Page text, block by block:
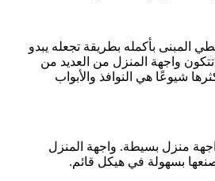
المبنى بأكمله بطريقة تجعله يبدو
واجهة المنزل من العديد من
شيوعًا هي النوافذ والأبواب
منزل بسيطة. واجهة المنزل
بسهولة في هيكل قائم.